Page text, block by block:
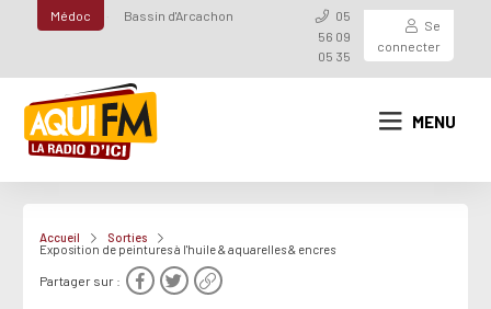
Médoc Bassin d'Arcachon
05
56 09
05 35
Se
connecter
MENU
Accueil
Sorties
Exposition de peintures à l'huile & aquarelles & encres
Partager sur :